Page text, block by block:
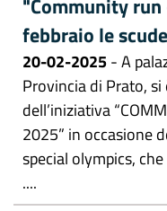
"Community
febbraio le
20-02-2025- A
Provincia di Prato,
dell’iniziativa
2025” in occasione
special olympics,
....